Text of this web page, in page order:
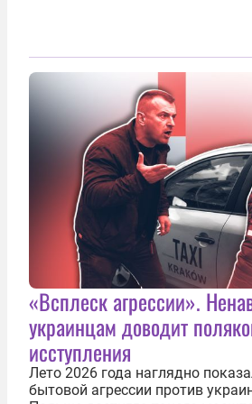
«Всплеск агрессии».
украинцам доводит
исступления
Лето 2026 года наглядно
бытовой агрессии против